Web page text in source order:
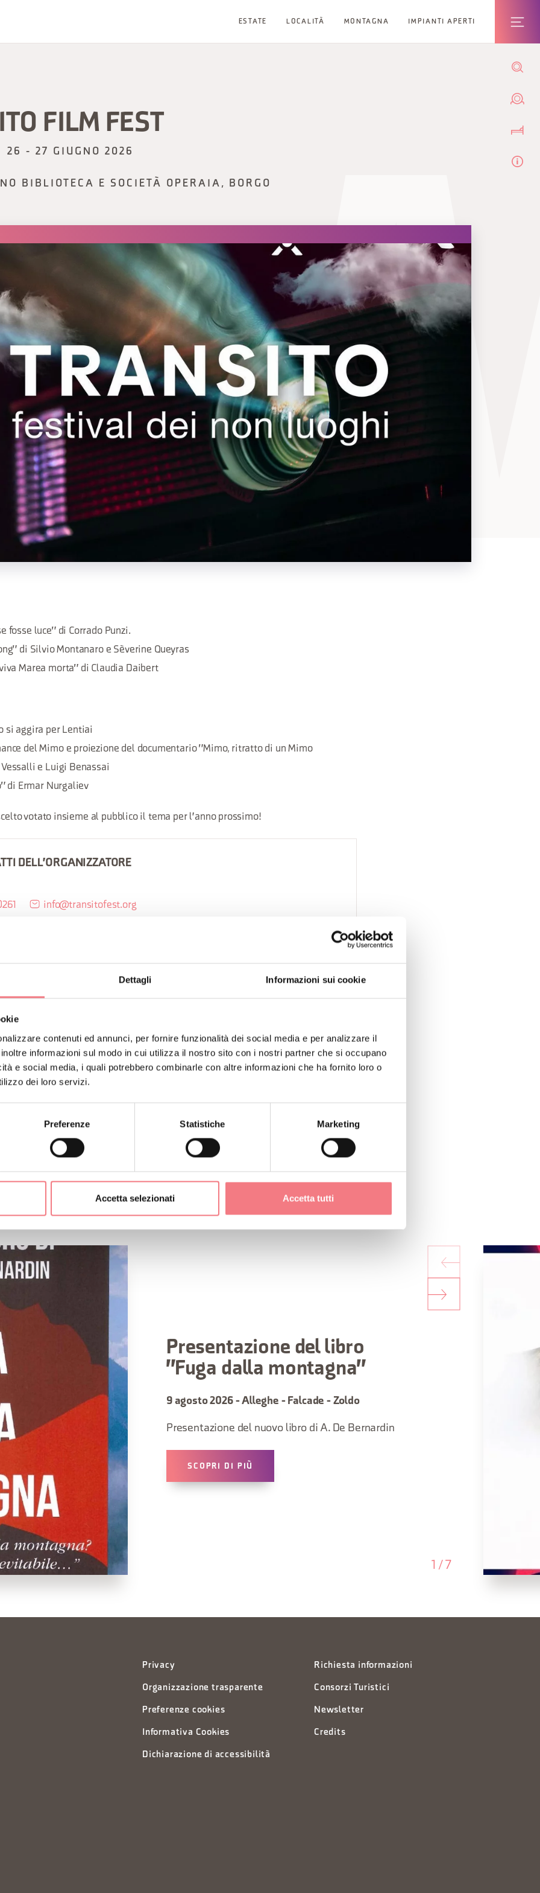
Dettagli Informazioni sui cookie
contenuti ed annunci, per fornire funzionalità dei social media e per analizzare il
informazioni sul modo in cui utilizza il nostro sito con i nostri partner che si occupano
e social media, i quali potrebbero combinarle con altre informazioni che ha fornito loro o
dei loro servizi.
Preferenze Statistiche Marketing
Accetta selezionati Accetta tutti
ESTATE LOCALITÀ MONTAGNA IMPIANTI APERTI
FILM FEST
26 - 27 GIUGNO 2026
BIBLIOTECA E SOCIETÀ OPERAIA, BORGO
fosse luce" di Corrado Punzi.
di Silvio Montanaro e Sèverine Queyras
Marea morta" di Claudia Daibert
si aggira per Lentiai
del Mimo e proiezione del documentario "Mimo, ritratto di un Mimo
e Luigi Benassai
di Ermar Nurgaliev
votato insieme al pubblico il tema per l'anno prossimo!
DELL'ORGANIZZATORE
info@transitofest.org
Presentazione del libro
"Fuga dalla montagna"
9 agosto 2026 - Alleghe - Falcade - Zoldo
Presentazione del nuovo libro di A. De Bernardin
SCOPRI DI PIÙ
/ 7
Privacy
Organizzazione trasparente
Preferenze cookies
Informativa Cookies
Dichiarazione di accessibilità
Richiesta informazioni
Consorzi Turistici
Newsletter
Credits